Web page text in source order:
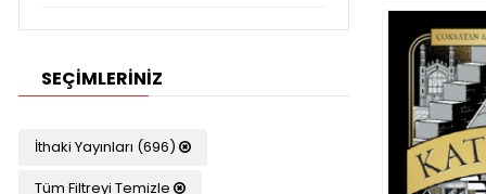
SEÇIMLERINIZ
İthaki Yayınları (696)
Tüm Filtreyi Temizle